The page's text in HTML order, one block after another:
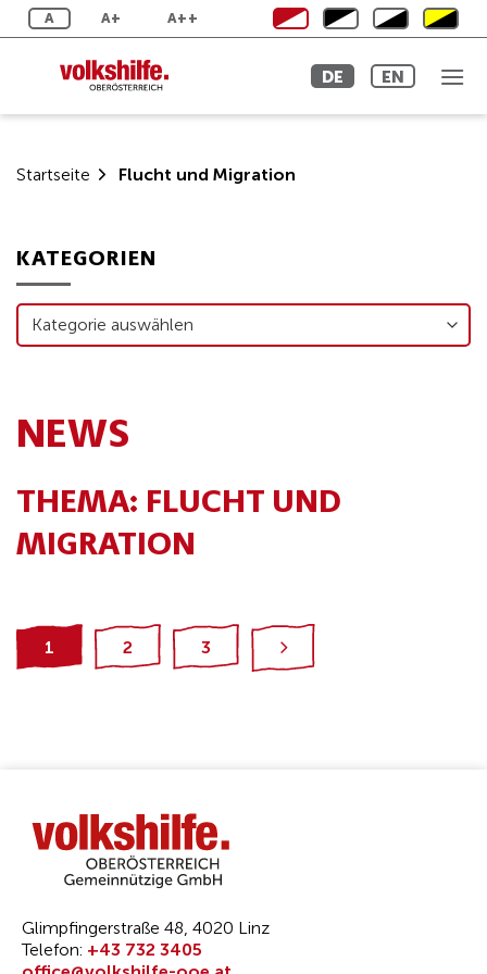
Zum
Inhalt
A A+ A++
DE EN
Startseite Flucht und Migration
NEWS
THEMA: FLUCHT UND
MIGRATION
1 2 3
KATEGORIEN
Kategorien
Glimpfingerstraße 48, 4020 Linz
Telefon: +43 732 3405